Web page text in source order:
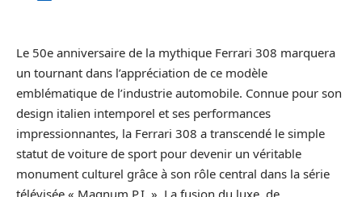
Le 50e anniversaire de la mythique Ferrari 308 marquera
un tournant dans l’appréciation de ce modèle
emblématique de l’industrie automobile. Connue pour son
design italien intemporel et ses performances
impressionnantes, la Ferrari 308 a transcendé le simple
statut de voiture de sport pour devenir un véritable
monument culturel grâce à son rôle central dans la série
télévisée « Magnum P.I. ». La fusion du luxe, de